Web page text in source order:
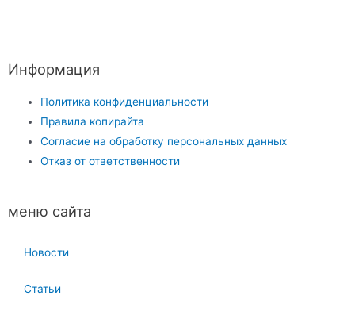
Информация
Политика конфиденциальности
Правила копирайта
Согласие на обработку персональных данных
Отказ от ответственности
меню сайта
Новости
Статьи